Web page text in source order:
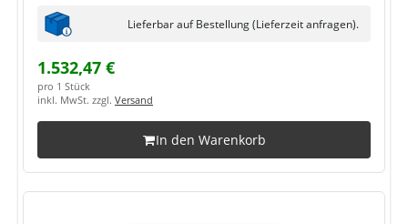
Lieferbar auf Bestellung (Lieferzeit anfragen).
1.532,47 €
pro 1 Stück
inkl. MwSt. zzgl. Versand
In den Warenkorb